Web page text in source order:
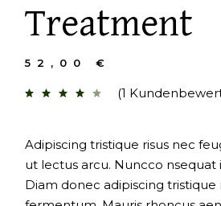
Treatment
52,00€
(1
Adipiscing tristique risus nec
ut lectus arcu. Nuncco nsequat
Diam donec adipiscing tristique